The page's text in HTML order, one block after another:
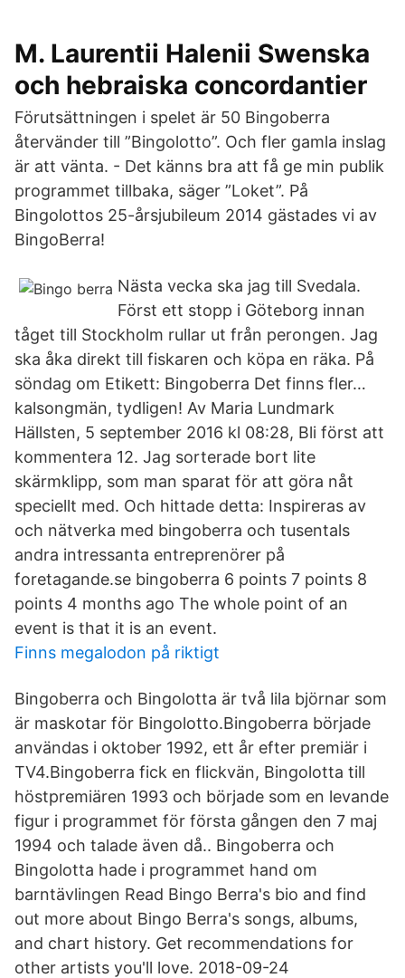
M. Laurentii Halenii Swenska
och hebraiska concordantier
Förutsättningen i spelet är 50 Bingoberra
återvänder till ”Bingolotto”. Och fler gamla inslag
är att vänta. - Det känns bra att få ge min publik
programmet tillbaka, säger ”Loket”. På
Bingolottos 25-årsjubileum 2014 gästades vi av
BingoBerra!
Nästa vecka ska jag till Svedala.
Först ett stopp i Göteborg innan
tåget till Stockholm rullar ut från perongen. Jag
ska åka direkt till fiskaren och köpa en räka. På
söndag om Etikett: Bingoberra Det finns fler…
kalsongmän, tydligen! Av Maria Lundmark
Hällsten, 5 september 2016 kl 08:28, Bli först att
kommentera 12. Jag sorterade bort lite
skärmklipp, som man sparat för att göra nåt
speciellt med. Och hittade detta: Inspireras av
och nätverka med bingoberra och tusentals
andra intressanta entreprenörer på
foretagande.se bingoberra 6 points 7 points 8
points 4 months ago The whole point of an
event is that it is an event.
Finns megalodon på riktigt
Bingoberra och Bingolotta är två lila björnar som
är maskotar för Bingolotto.Bingoberra började
användas i oktober 1992, ett år efter premiär i
TV4.Bingoberra fick en flickvän, Bingolotta till
höstpremiären 1993 och började som en levande
figur i programmet för första gången den 7 maj
1994 och talade även då.. Bingoberra och
Bingolotta hade i programmet hand om
barntävlingen Read Bingo Berra's bio and find
out more about Bingo Berra's songs, albums,
and chart history. Get recommendations for
other artists you'll love. 2018-09-24